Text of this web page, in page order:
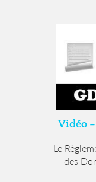
Vidéo
Le
des